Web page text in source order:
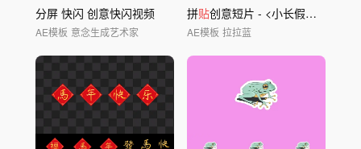
分屏 快闪 创意快闪视频
AE模板 意念生成艺术家
拼贴创意短片 - <小长假嗨不停>
AE模板 拉拉蓝